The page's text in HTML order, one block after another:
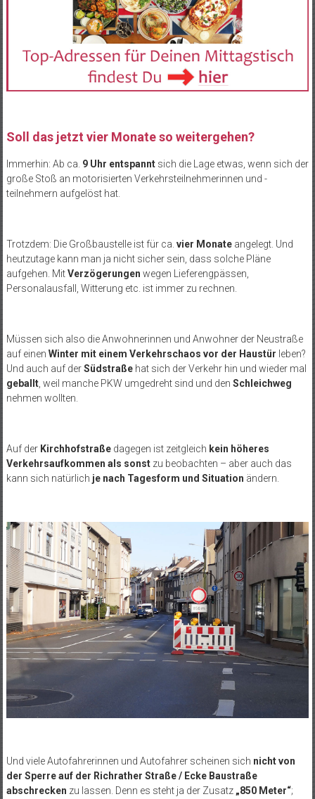
Soll das jetzt vier Monate so weitergehen?
Immerhin: Ab ca. 9 Uhr entspanntsich die Lage etwas, wenn sich der
große Stoß an motorisierten Verkehrsteilnehmerinnen und -
teilnehmern aufgelöst hat.
Trotzdem: Die Großbaustelle ist für ca. vier Monateangelegt. Und
heutzutage kann man ja nicht sicher sein, dass solche Pläne
aufgehen. MitVerzögerungen wegen Lieferengpässen,
Personalausfall, Witterung etc. ist immer zu rechnen.
Müssen sich also die Anwohnerinnen und Anwohner der Neustraße
auf einen Winter mit einem Verkehrschaos vor der Haustür leben?
Und auch auf derSüdstraßehat sich der Verkehr hin und wieder mal
geballt, weil manche PKW umgedreht sind und den Schleichweg
nehmen wollten.
Auf der Kirchhofstraßedagegen ist zeitgleich kein höheres
Verkehrsaufkommen als sonstzu beobachten – aber auch das
kann sich natürlich je nach Tagesform und Situation ändern.
Und viele Autofahrerinnen und Autofahrer scheinen sich nicht von
der Sperre auf der Richrather Straße / Ecke Baustraße
abschrecken zu lassen. Denn es steht ja der Zusatz „850 Meter“;